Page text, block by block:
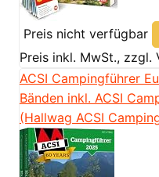
Preis nicht verfügbar
Preis inkl. MwSt., zzgl.
ACSI Campingführer
Bänden inkl. ACSI
(Hallwag ACSI